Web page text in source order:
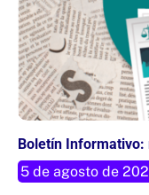
Boletín Informativo:
5 de agosto de